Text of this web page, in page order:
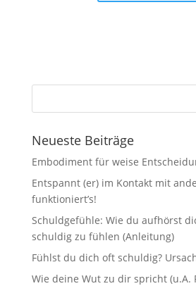
Neueste Beiträge
Embodiment für weise
Entspannt (er) im Kontakt mit
funktioniert’s!
Schuldgefühle: Wie du aufhörst
schuldig zu fühlen (Anleitung)
Fühlst du dich oft schuldig?
Wie deine Wut zu dir spricht (u.A.